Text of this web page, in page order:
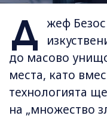
Д жеф
до масово
места, като
технологията
на „множество